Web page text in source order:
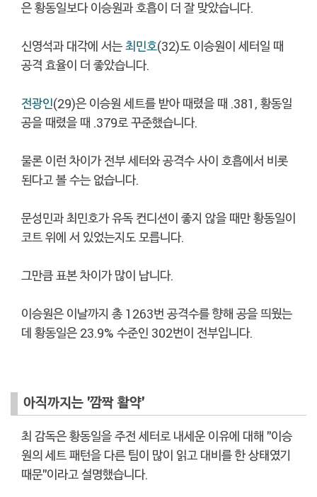
은 황동일보다 이승원과 호흡이 더 잘 맞았습니다.
신영석과 대각에 서는최민호(32)도 이승원이 세터일 때
공격 효율이 더 좋았습니다.
전광인(29)은 이승원 세트를 받아 때렸을 때 .381, 황동일
공을 때렸을 때 .379로 꾸준했습니다.
물론 이런 차이가 전부 세터와 공격수 사이 호흡에서 비롯
된다고 볼 수는 없습니다.
문성민과 최민호가 유독 컨디션이 좋지 않을 때만 황동일이
코트 위에 서 있었는지도 모릅니다.
그만큼 표본 차이가 많이 납니다.
이승원은 이날까지 총 1263번 공격수를 향해 공을 띄웠는
데 황동일은 23.9% 수준인 302번이 전부입니다.
아직까지는 '깜짝 활약'
최 감독은 황동일을 주전 세터로 내세운 이유에 대해 "이승
원의 세트 패턴을 다른 팀이 많이 읽고 대비를 한 상태였기
때문"이라고 설명했습니다.